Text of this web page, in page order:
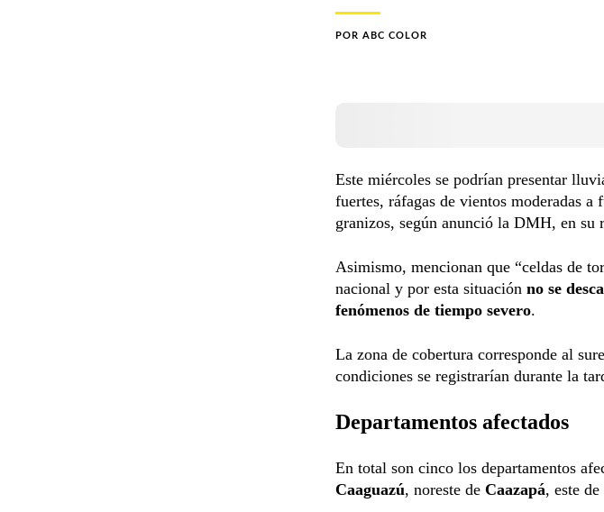
POR ABC COLOR
Este miércoles se podrían presentar
fuertes, ráfagas de vientos moderadas
granizos, según anunció la DMH, en su
Asimismo, mencionan que “celdas de
nacional y por esta situación no se
fenómenos de tiempo severo.
La zona de cobertura corresponde al
condiciones se registrarían durante la
Departamentos afectados
En total son cinco los departamentos
Caaguazú, noreste de Caazapá, este de